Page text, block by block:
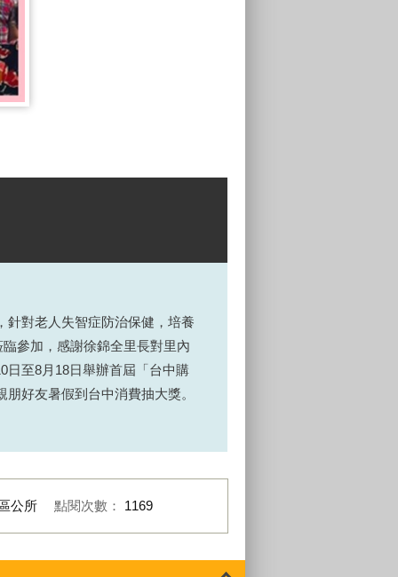
針對老人失智症防治保健，培養
參加，感謝徐錦全里長對里內
日至8月 18日舉辦首屆「台中購
好友暑假到台中消費抽大獎。
公所 點閱次數： 1169